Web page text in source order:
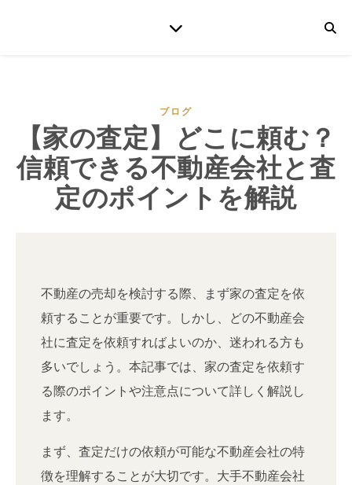
ブログ
【家の査定】どこに頼む？
信頼できる不動産会社と査
定のポイントを解説
不動産の売却を検討する際、まず家の査定を依
頼することが重要です。しかし、どの不動産会
社に査定を依頼すればよいのか、迷われる方も
多いでしょう。本記事では、家の査定を依頼す
る際のポイントや注意点について詳しく解説し
ます。
まず、査定だけの依頼が可能な不動産会社の特
徴を理解することが大切です。大手不動産会社